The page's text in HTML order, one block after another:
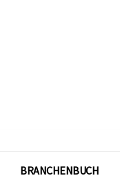
BRANCHENBUCH